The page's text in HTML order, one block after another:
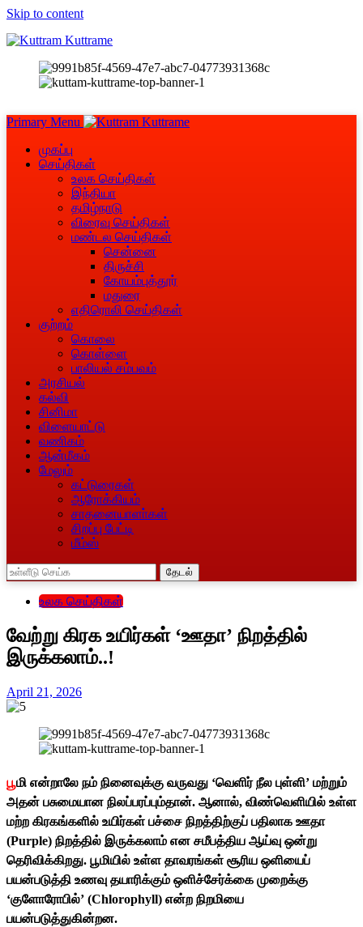
Skip to content
Primary Menu
முகப்பு
செய்திகள்
உலக செய்திகள்
இந்தியா
தமிழ்நாடு
விரைவு செய்திகள்
மண்டல செய்திகள்
சென்னை
திருச்சி
கோயம்புத்தூர்
மதுரை
எதிரொலி செய்திகள்
குற்றம்
கொலை
கொள்ளை
பாலியல் சம்பவம்
அரசியல்
கல்வி
சினிமா
விளையாட்டு
வணிகம்
ஆன்மீகம்
மேலும்
கட்டுரைகள்
ஆரோக்கியம்
சாதனையாளா்கள்
சிறப்பு பேட்டி
மீம்ஸ்
தேடல்
உலக செய்திகள்
வேற்று கிரக உயிர்கள் ‘ஊதா’ நிறத்தில்
இருக்கலாம்..!
April 21, 2026
பூமி என்றாலே நம் நினைவுக்கு வருவது ‘வெளிர் நீல புள்ளி’ மற்றும்
அதன் பசுமையான நிலப்பரப்பும்தான். ஆனால், விண்வெளியில் உள்ள
மற்ற கிரகங்களில் உயிர்கள் பச்சை நிறத்திற்குப் பதிலாக ஊதா
(Purple) நிறத்தில் இருக்கலாம் என சமீபத்திய ஆய்வு ஒன்று
தெரிவிக்கிறது. பூமியில் உள்ள தாவரங்கள் சூரிய ஒளியைப்
பயன்படுத்தி உணவு தயாரிக்கும் ஒளிச்சேர்க்கை முறைக்கு
‘குளோரோபில்’ (Chlorophyll) என்ற நிறமியை
பயன்படுத்துகின்றன.